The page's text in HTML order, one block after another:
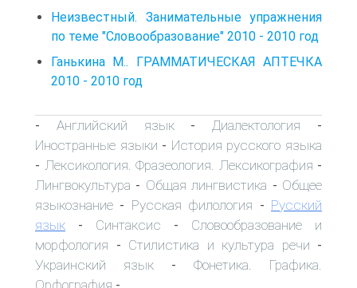
Неизвестный. Занимательные упражнения
по теме "Словообразование" 2010 - 2010 год
Ганькина М.. ГРАММАТИЧЕСКАЯ АПТЕЧКА
2010 - 2010 год
- Английский язык- Диалектология -
Иностранные языки - История русского языка
- Лексикология. Фразеология. Лексикография -
Лингвокультура - Общая лингвистика - Общее
языкознание - Русская филология - Русский
язык - Синтаксис - Словообразование и
морфология - Стилистика и культура речи -
Украинский язык - Фонетика. Графика.
Орфография